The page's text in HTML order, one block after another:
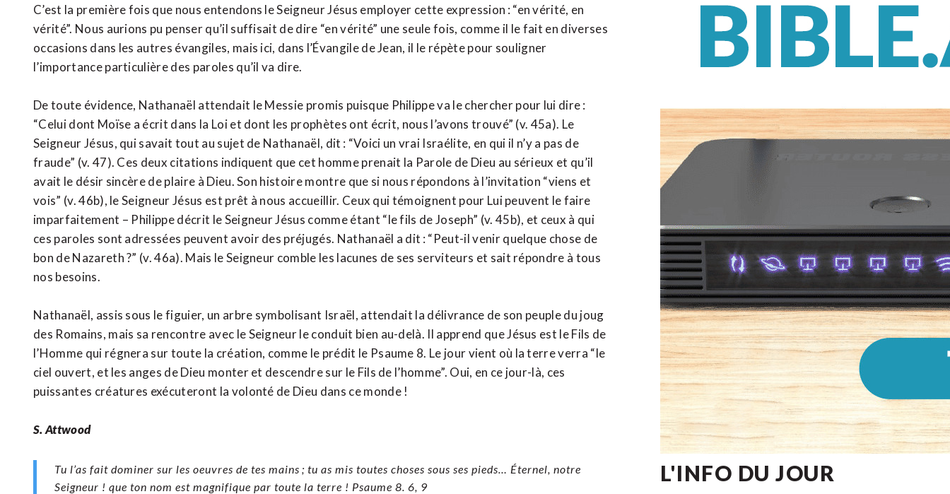
C’est la première fois que nous entendons le Seigneur Jésus employer cette expression : “en vérité, en
vérité”. Nous aurions pu penser qu’il suffisait de dire “en vérité” une seule fois, comme il le fait en diverses
occasions dans les autres évangiles, mais ici, dans l’Évangile de Jean, il le répète pour souligner
l’importance particulière des paroles qu’il va dire.
De toute évidence, Nathanaël attendait le Messie promis puisque Philippe va le chercher pour lui dire :
“Celui dont Moïse a écrit dans la Loi et dont les prophètes ont écrit, nous l’avons trouvé” (v. 45a). Le
Seigneur Jésus, qui savait tout au sujet de Nathanaël, dit : “Voici un vrai Israélite, en qui il n’y a pas de
fraude” (v. 47). Ces deux citations indiquent que cet homme prenait la Parole de Dieu au sérieux et qu’il
avait le désir sincère de plaire à Dieu. Son histoire montre que si nous répondons à l’invitation “viens et
vois” (v. 46b), le Seigneur Jésus est prêt à nous accueillir. Ceux qui témoignent pour Lui peuvent le faire
imparfaitement – Philippe décrit le Seigneur Jésus comme étant “le fils de Joseph” (v. 45b), et ceux à qui
ces paroles sont adressées peuvent avoir des préjugés. Nathanaël a dit : “Peut-il venir quelque chose de
bon de Nazareth ?” (v. 46a). Mais le Seigneur comble les lacunes de ses serviteurs et sait répondre à tous
nos besoins.
Nathanaël, assis sous le figuier, un arbre symbolisant Israël, attendait la délivrance de son peuple du joug
des Romains, mais sa rencontre avec le Seigneur le conduit bien au-delà. Il apprend que Jésus est le Fils de
l’Homme qui régnera sur toute la création, comme le prédit le Psaume 8. Le jour vient où la terre verra “le
ciel ouvert, et les anges de Dieu monter et descendre sur le Fils de l’homme”. Oui, en ce jour-là, ces
puissantes créatures exécuteront la volonté de Dieu dans ce monde !
S. Attwood
Tu l’as fait dominer sur les oeuvres de tes mains ; tu as mis toutes choses sous ses pieds… Éternel, notre
Seigneur ! que ton nom est magnifique par toute la terre ! Psaume 8. 6, 9
L'INFO DU JOUR